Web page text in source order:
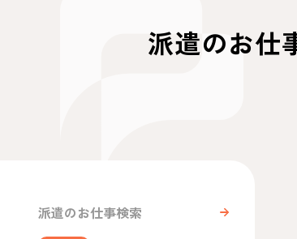
派遣のお仕
派遣のお仕事検索